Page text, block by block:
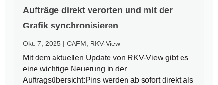
Aufträge direkt verorten und mit der
Grafik synchronisieren
Okt. 7, 2025 |CAFM RKV-View
Mit dem aktuellen Update von RKV-View gibt es
eine wichtige Neuerung in der
Auftragsübersicht:Pins werden ab sofort direkt als